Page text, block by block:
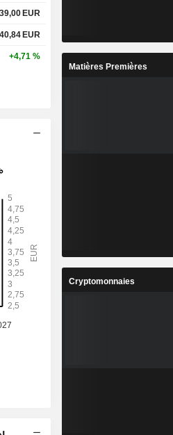
39,00 EUR
40,84 EUR
+4,71 %
Matières Premières
Cryptomonnaies